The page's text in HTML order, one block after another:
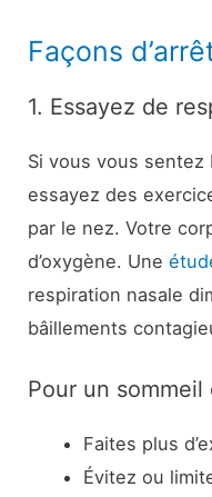
Façons
1. Essayez de
Si vous vous
essayez des
par le nez. Votre
d’oxygène. Une
respiration nasale
bâillements
Pour un
Faites plus
Évitez ou